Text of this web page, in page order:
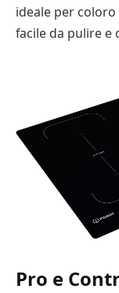
ideale per
facile da pulire e
Pro e